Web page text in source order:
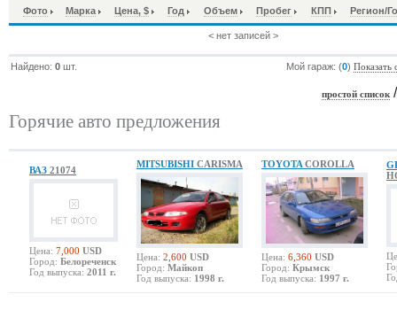
Фото Марка Цена, $ Год Объем Пробег КПП Регион/
< нет записей >
Найдено:0 шт. Мой гараж: (0)Показать
простой список
Горячие авто предложения
ВАЗ 21074
Цена: 7,000 USD
Город: Белореченск
Год выпуска: 2011 г.
MITSUBISHI CARISMA
Цена: 2,600 USD
Город: Майкоп
Год выпуска: 1998 г.
TOYOTA COROLLA
Цена: 6,360 USD
Город: Крымск
Год выпуска: 1997 г.